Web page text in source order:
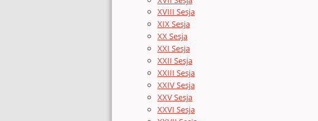
XVIII Sesja
XIX Sesja
XX Sesja
XXI Sesja
XXII Sesja
XXIII Sesja
XXIV Sesja
XXV Sesja
XXVI Sesja